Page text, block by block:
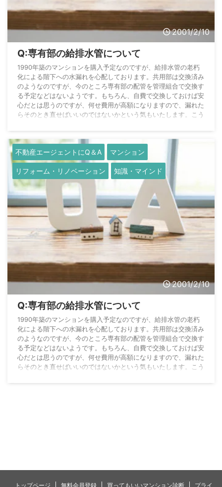
2001/2/10
Q:専有部の給排水管について
1990年築のマンションを購入予定なのですが、給排水管の老朽
化による階下への水漏れを心配しております。共用部は交換済み
のようなのですが、今のところ専有部の配管を管理組合で交換す
る予定などはないようです。もちろん、自費で交換しておけば安
心だとは思うのですが、何せ費用が高額になりますので、漏れた
らそのとき直せばいいのではないかという気もいたします。こう
さんの回答 A:ご質 ...
不動産エージェントにQ＆A マンション
リフォーム・リノベーション 知識・マインド
2001/2/10
Q:専有部の給排水管について
1990年築のマンションを購入予定なのですが、給排水管の老朽
化による階下への水漏れを心配しております。共用部は交換済み
のようなのですが、今のところ専有部の配管を管理組合で交換す
る予定などはないようです。もちろん、自費で交換しておけば安
心だとは思うのですが、何せ費用が高額になりますので、漏れた
らそのとき直せばいいのではないかという気もいたします。こう
トップページ 無料会員登録 買ってもいいマンション診断 プライ